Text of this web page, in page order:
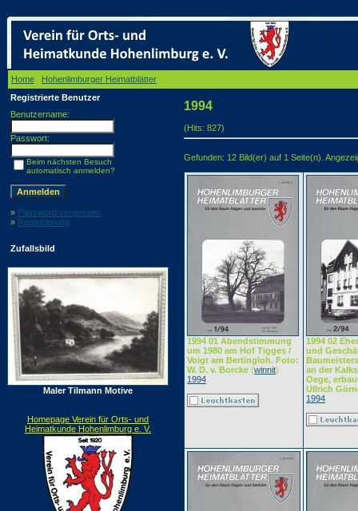
Home Hohenlimburger Heimatblätter
Registrierte Benutzer
Benutzername:
Passwort:
Beim nächsten Besuch
automatisch anmelden?
» Password vergessen
» Registrierung
Zufallsbild
Maler Tilmann Motive
Homepage Verein für Orts- und
Heimatkunde Hohenlimburg e. V.
1994
(Hits: 827)
Gefunden: 12 Bild(er) auf 1 Seite(n).
1994 01 Abendstimmung
um 1980 am Hof Tigges /
Voigt am Bertingloh. Foto:
W. D. v. Borcke (winnit)
1994
1994 02
und
an der
Oege,
Ullrich
1994